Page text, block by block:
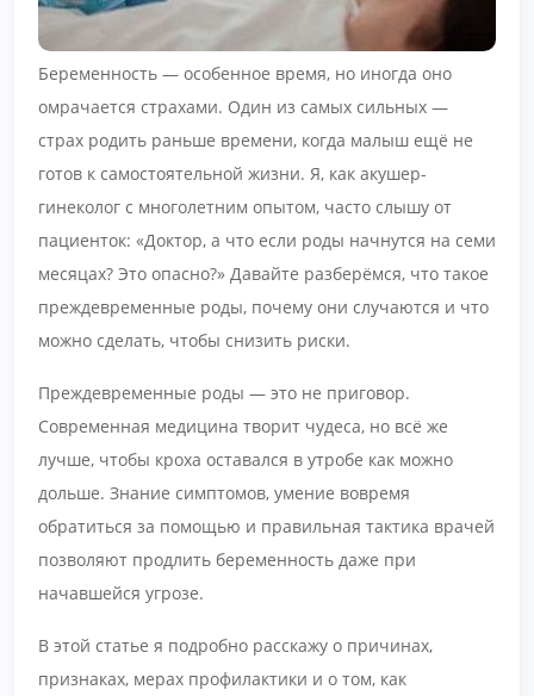
Беременность — особенное время, но иногда оно
омрачается страхами. Один из самых сильных —
страх родить раньше времени, когда малыш ещё не
готов к самостоятельной жизни. Я, как акушер-
гинеколог с многолетним опытом, часто слышу от
пациенток: «Доктор, а что если роды начнутся на семи
месяцах? Это опасно?» Давайте разберёмся, что такое
преждевременные роды, почему они случаются и что
можно сделать, чтобы снизить риски.
Преждевременные роды — это не приговор.
Современная медицина творит чудеса, но всё же
лучше, чтобы кроха оставался в утробе как можно
дольше. Знание симптомов, умение вовремя
обратиться за помощью и правильная тактика врачей
позволяют продлить беременность даже при
начавшейся угрозе.
В этой статье я подробно расскажу о причинах,
признаках, мерах профилактики и о том, как